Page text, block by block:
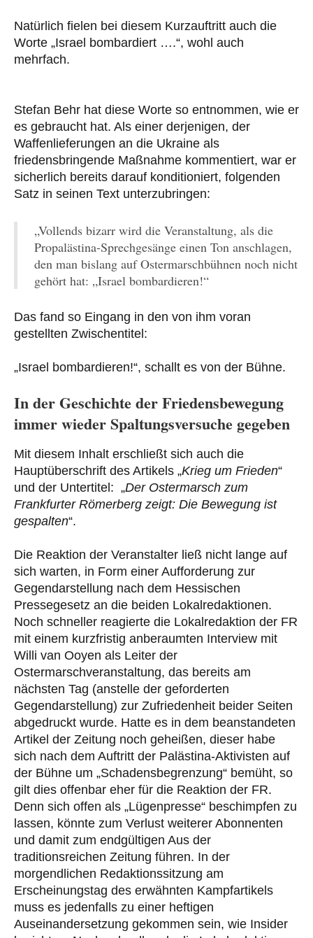
Natürlich fielen bei diesem Kurzauftritt auch die
Worte „Israel bombardiert ….“, wohl auch
mehrfach.
Stefan Behr hat diese Worte so entnommen, wie er
es gebraucht hat. Als einer derjenigen, der
Waffenlieferungen an die Ukraine als
friedensbringende Maßnahme kommentiert, war er
sicherlich bereits darauf konditioniert, folgenden
Satz in seinen Text unterzubringen:
„Vollends bizarr wird die Veranstaltung, als die
Propalästina-Sprechgesänge einen Ton anschlagen,
den man bislang auf Ostermarschbühnen noch nicht
gehört hat: „Israel bombardieren!“
Das fand so Eingang in den von ihm voran
gestellten Zwischentitel:
„Israel bombardieren!“, schallt es von der Bühne.
In der Geschichte der Friedensbewegung
immer wieder Spaltungsversuche gegeben
Mit diesem Inhalt erschließt sich auch die
Hauptüberschrift des Artikels „Krieg um Frieden“
und der Untertitel: „Der Ostermarsch zum
Frankfurter Römerberg zeigt: Die Bewegung ist
gespalten“.
Die Reaktion der Veranstalter ließ nicht lange auf
sich warten, in Form einer Aufforderung zur
Gegendarstellung nach dem Hessischen
Pressegesetz an die beiden Lokalredaktionen.
Noch schneller reagierte die Lokalredaktion der FR
mit einem kurzfristig anberaumten Interview mit
Willi van Ooyen als Leiter der
Ostermarschveranstaltung, das bereits am
nächsten Tag (anstelle der geforderten
Gegendarstellung) zur Zufriedenheit beider Seiten
abgedruckt wurde. Hatte es in dem beanstandeten
Artikel der Zeitung noch geheißen, dieser habe
sich nach dem Auftritt der Palästina-Aktivisten auf
der Bühne um „Schadensbegrenzung“ bemüht, so
gilt dies offenbar eher für die Reaktion der FR.
Denn sich offen als „Lügenpresse“ beschimpfen zu
lassen, könnte zum Verlust weiterer Abonnenten
und damit zum endgültigen Aus der
traditionsreichen Zeitung führen. In der
morgendlichen Redaktionssitzung am
Erscheinungstag des erwähnten Kampfartikels
muss es jedenfalls zu einer heftigen
Auseinandersetzung gekommen sein, wie Insider